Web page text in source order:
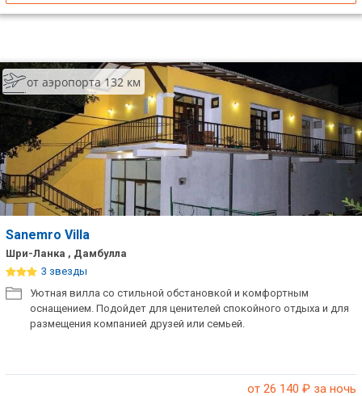
от аэропорта 132 км
Sanemro Villa
Шри-Ланка , Дамбулла
3 звезды
Уютная вилла со стильной обстановкой и комфортным
оснащением. Подойдет для ценителей спокойного отдыха и для
размещения компанией друзей или семьей.
от 26 140 ₽ за ночь